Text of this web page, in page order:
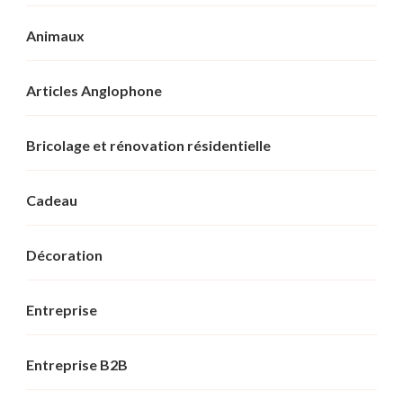
Animaux
Articles Anglophone
Bricolage et rénovation résidentielle
Cadeau
Décoration
Entreprise
Entreprise B2B